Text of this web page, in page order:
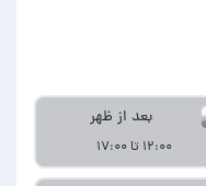
بعد از ظهر
۱۲:۰۰ تا ۱۷:۰۰